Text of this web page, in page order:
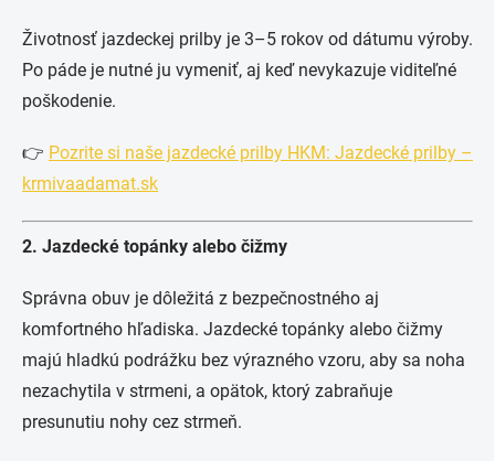
Životnosť jazdeckej prilby je 3–5 rokov od dátumu výroby.
Po páde je nutné ju vymeniť, aj keď nevykazuje viditeľné
poškodenie.
👉 Pozrite si naše jazdecké prilby HKM: Jazdecké prilby –
krmivaadamat.sk
2. Jazdecké topánky alebo čižmy
Správna obuv je dôležitá z bezpečnostného aj
komfortného hľadiska. Jazdecké topánky alebo čižmy
majú hladkú podrážku bez výrazného vzoru, aby sa noha
nezachytila v strmeni, a opätok, ktorý zabraňuje
presunutiu nohy cez strmeň.